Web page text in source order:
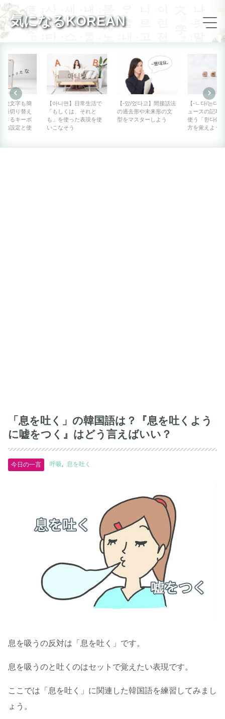
気になるKOREAN
【아니면】日常生活で
「もしくは、それと
も」を使った表現を使
いこなそう
【-았/었다고】間接話法
の過去形や未来形の文
型をマスターしよう
【-ㄴ다/는다】作文やニ
ュースの記事などにも
使う「한다体」の作り
「息を吐く」の韓国語は？『息を吐くよう
に嘘をつく』はどう言えばいい？
今日の一言 呼吸 息を吐く
息を吸うの反対は「息を吐く」です。
息を吸うのと吐くのはセットで覚えたい表現です。
ここでは「息を吐く」に関連した韓国語を練習してみまし
ょう。